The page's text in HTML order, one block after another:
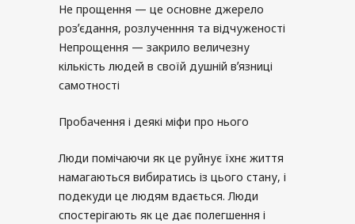
Не прощення — це основне джерело
розʼєдання, розлученння та відчуженості
Непрощення — закрило величезну
кількість людей в своїй душній вʼязниці
самотності
Пробачення і деякі міфи про нього
Люди помічаючи як це руйнує їхнє життя
намагаються вибиратись із цього стану, і
подекуди це людям вдається. Люди
спостерігають як це дає полегшення і